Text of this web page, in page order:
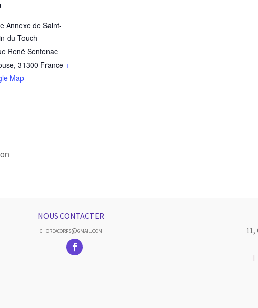
Annexe de Saint-
du-Touch
René Sentenac
, 31300 France +
Map
NOUS CONTACTER
choreacorps@gmail.com
11,